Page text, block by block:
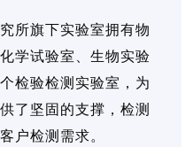
所旗下实验室拥有物
学试验室、生物实验
检验检测实验室，为
了坚固的支撑，检测
户检测需求。